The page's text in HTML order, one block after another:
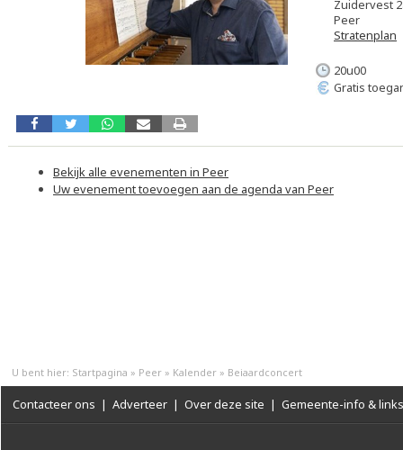
Zuidervest
Peer
Stratenplan
20u00
Gratis
Bekijk alle evenementen in Peer
Uw evenement toevoegen aan de agenda van Peer
U bent hier: Startpagina » Peer » Kalender » Beiaardconcert
Contacteer ons | Adverteer | Over deze site | Gemeente-info & links